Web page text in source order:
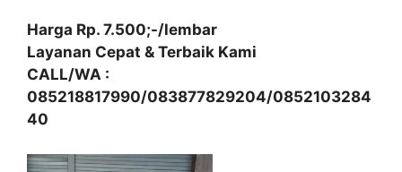
Harga Rp. 7.500;-/lembar
Layanan Cepat & Terbaik Kami
CALL/WA :
085218817990/083877829204/0852103284
40